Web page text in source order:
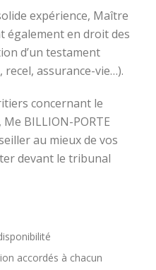
expérience, Maître
également en droit des
d’un testament
assurance-vie…).
concernant le
BILLION-PORTE
au mieux de vos
devant le tribunal
accordés à chacun